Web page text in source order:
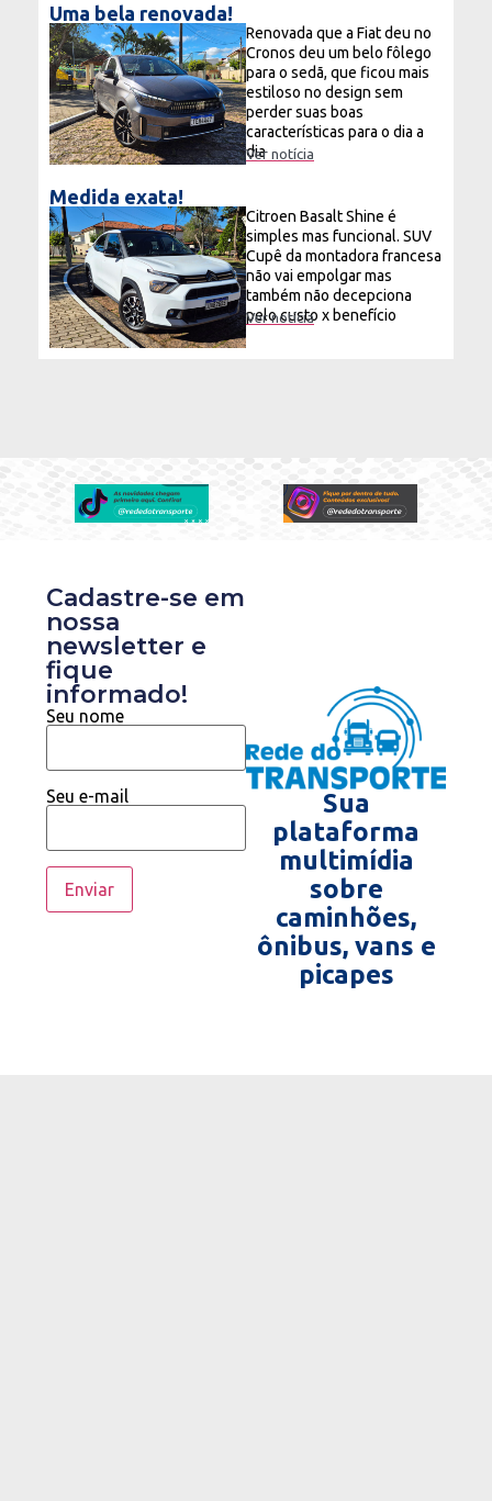
Uma bela renovada!
Renovada que a Fiat deu no
Cronos deu um belo fôlego
para o sedã, que ficou mais
estiloso no design sem
perder suas boas
características para o dia a
dia
Ver notícia
Medida exata!
Citroen Basalt Shine é
simples mas funcional. SUV
Cupê da montadora francesa
não vai empolgar mas
também não decepciona
pelo custo x benefício
Ver notícia
Sua
plataforma
multimídia
sobre
caminhões,
ônibus, vans e
picapes
Cadastre-se em
nossa
newsletter e
fique
informado!
Seu nome
Seu e-mail